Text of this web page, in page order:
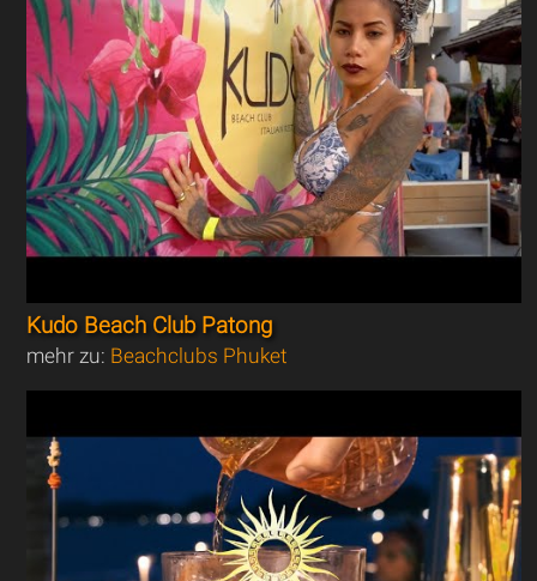
Kudo Beach Club Patong
mehr zu: Beachclubs Phuket